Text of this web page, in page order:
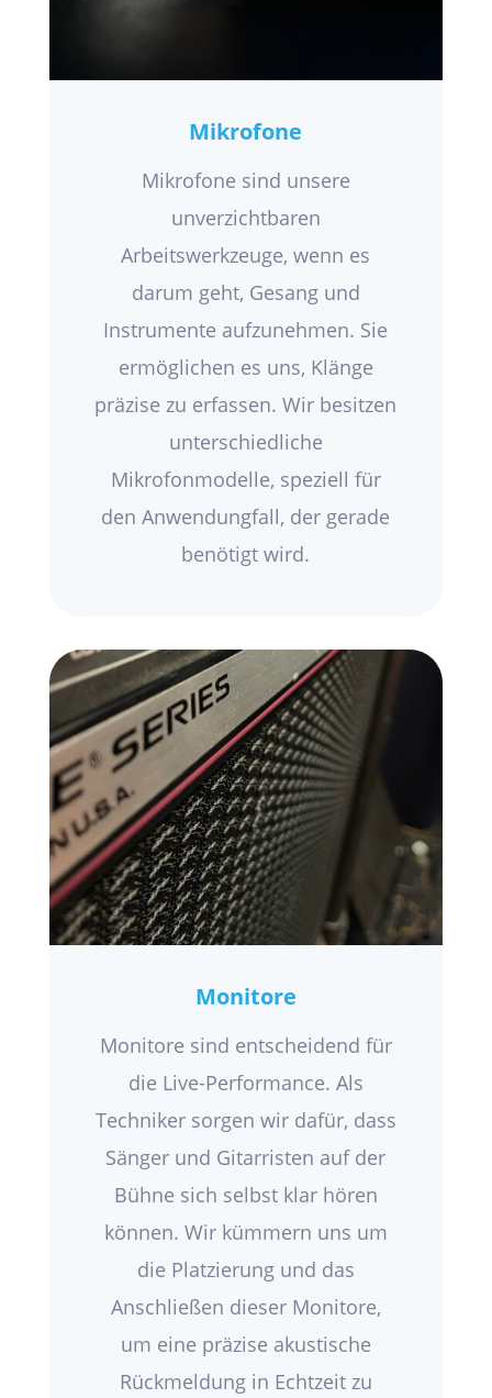
Mikrofone
Mikrofone sind unsere
unverzichtbaren
Arbeitswerkzeuge, wenn es
darum geht, Gesang und
Instrumente aufzunehmen. Sie
ermöglichen es uns, Klänge
präzise zu erfassen. Wir besitzen
unterschiedliche
Mikrofonmodelle, speziell für
den Anwendungfall, der gerade
benötigt wird.
Monitore
Monitore sind entscheidend für
die Live-Performance. Als
Techniker sorgen wir dafür, dass
Sänger und Gitarristen auf der
Bühne sich selbst klar hören
können. Wir kümmern uns um
die Platzierung und das
Anschließen dieser Monitore,
um eine präzise akustische
Rückmeldung in Echtzeit zu